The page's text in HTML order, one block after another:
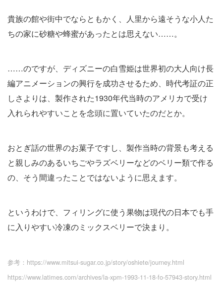
貴族の館や街中でならともかく、人里から遠そうな小人た
ちの家に砂糖や蜂蜜があったとは思えない……。
……のですが、ディズニーの白雪姫は世界初の大人向け長
編アニメーションの興行を成功させるため、時代考証の正
しさよりは、製作された1930年代当時のアメリカで受け
入れられやすいことを念頭に置いていたのだとか。
おとぎ話の世界のお菓子ですし、製作当時の背景も考える
と親しみのあるいちごやラズベリーなどのベリー類で作る
の、そう間違ったことではないように思えます。
というわけで、フィリングに使う果物は現代の日本でも手
に入りやすい冷凍のミックスベリーで決まり。
参考：https://www.mitsui-sugar.co.jp/story/oshiete/journey.html
https://www.latimes.com/archives/la-xpm-1993-11-18-fo-57943-story.html